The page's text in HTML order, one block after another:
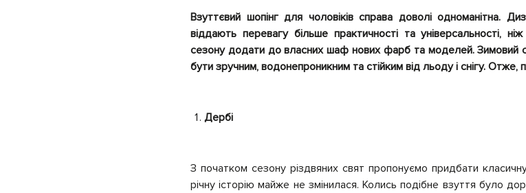
Взуттєвий шопінг для чоловіків справа доволі одноманітна.
віддають перевагу більше практичності та універсальності,
сезону додати до власних шаф нових фарб та моделей. Зимовий
бути зручним, водонепроникним та стійким від льоду і снігу. Отже,
Дербі
З початком сезону різдвяних свят пропонуємо придбати
річну історію майже не змінилася. Колись подібне взуття було